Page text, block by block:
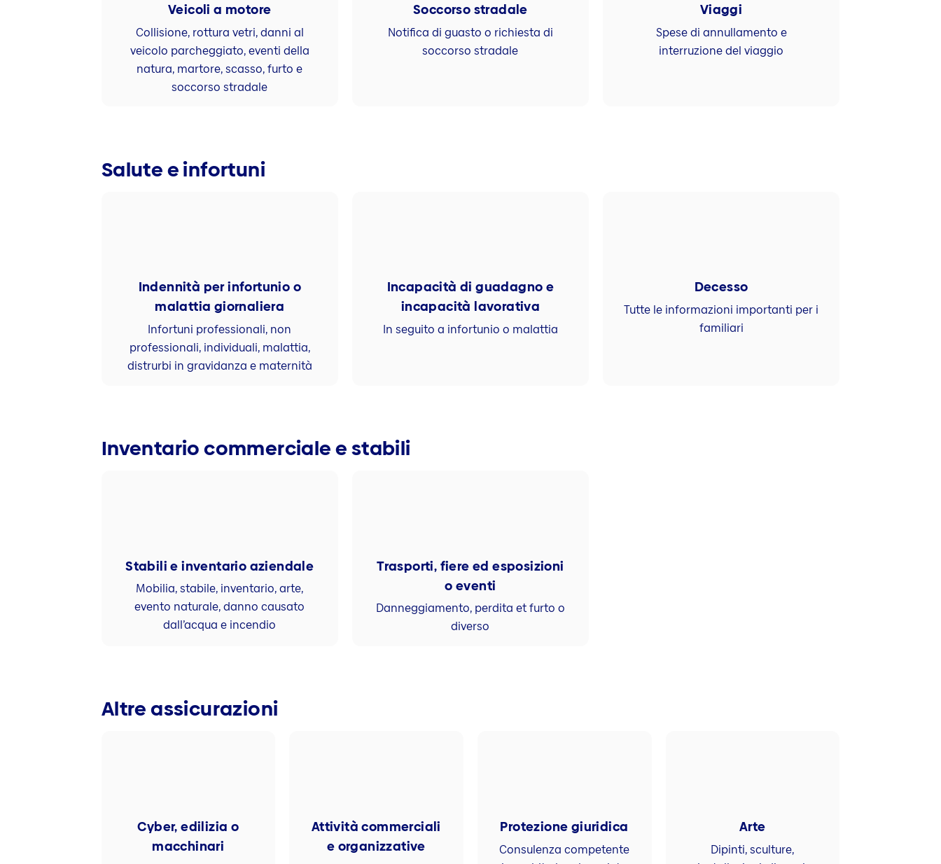
Veicoli a motore
Collisione, rottura vetri, danni al
veicolo parcheggiato, eventi della
natura, martore, scasso, furto e
soccorso stradale
Soccorso stradale
Notifica di guasto o richiesta di
soccorso stradale
Viaggi
Spese di annullamento e
interruzione del viaggio
Salute e infortuni
Indennità per infortunio o
malattia giornaliera
Infortuni professionali, non
professionali, individuali, malattia,
distrurbi in gravidanza e maternità
Incapacità di guadagno e
incapacità lavorativa
In seguito a infortunio o malattia
Decesso
Tutte le informazioni importanti per i
familiari
Inventario commerciale e stabili
Stabili e inventario aziendale
Mobilia, stabile, inventario, arte,
evento naturale, danno causato
dall’acqua e incendio
Trasporti, fiere ed esposizioni
o eventi
Danneggiamento, perdita et furto o
diverso
Altre assicurazioni
Cyber, edilizia o
macchinari
Attività commerciali
e organizzative
Protezione giuridica
Consulenza competente
Arte
Dipinti, sculture,